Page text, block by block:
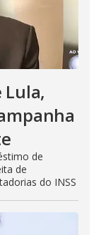
Lula,
de
de
do INSS